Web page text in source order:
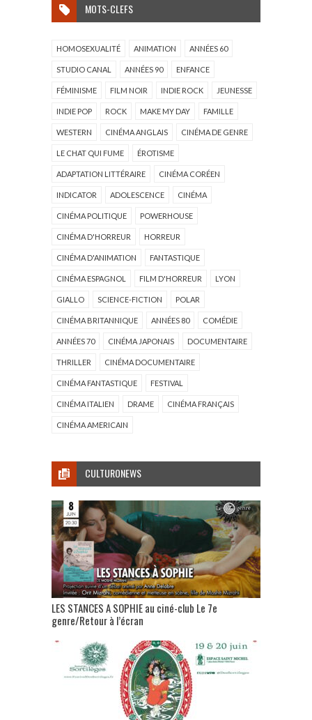
MOTS-CLEFS
HOMOSEXUALITÉ ANIMATION ANNÉES 60
STUDIO CANAL ANNÉES 90 ENFANCE
FÉMINISME FILM NOIR INDIE ROCK JEUNESSE
INDIE POP ROCK MAKE MY DAY FAMILLE
WESTERN CINÉMA ANGLAIS CINÉMA DE GENRE
LE CHAT QUI FUME ÉROTISME
ADAPTATION LITTÉRAIRE CINÉMA CORÉEN
INDICATOR ADOLESCENCE CINÉMA
CINÉMA POLITIQUE POWERHOUSE
CINÉMA D'HORREUR HORREUR
CINÉMA D'ANIMATION FANTASTIQUE
CINÉMA ESPAGNOL FILM D'HORREUR LYON
GIALLO SCIENCE-FICTION POLAR
CINÉMA BRITANNIQUE ANNÉES 80 COMÉDIE
ANNÉES 70 CINÉMA JAPONAIS DOCUMENTAIRE
THRILLER CINÉMA DOCUMENTAIRE
CINÉMA FANTASTIQUE FESTIVAL
CINÉMA ITALIEN DRAME CINÉMA FRANÇAIS
CINÉMA AMERICAIN
CULTURONEWS
LES STANCES A SOPHIE au ciné-club Le 7e
genre/Retour à l’écran